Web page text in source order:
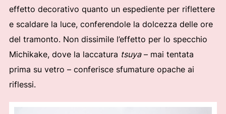
effetto decorativo quanto un espediente per riflettere
e scaldare la luce, conferendole la dolcezza delle ore
del tramonto. Non dissimile l’effetto per lo specchio
Michikake, dove la laccatura tsuya– mai tentata
prima su vetro – conferisce sfumature opache ai
riflessi.